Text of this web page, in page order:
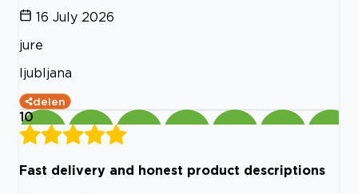
16 July 2026
jure
ljubljana
delen
10
Fast delivery and honest product descriptions